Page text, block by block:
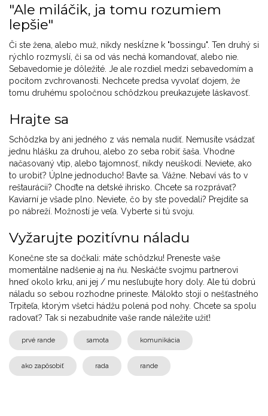
"Ale miláčik, ja tomu rozumiem
lepšie"
Či ste žena, alebo muž, nikdy neskĺzne k "bossingu". Ten druhý si
rýchlo rozmyslí, či sa od vás nechá komandovať, alebo nie.
Sebavedomie je dôležité. Je ale rozdiel medzi sebavedomím a
pocitom zvchrovanosti. Nechcete predsa vyvolať dojem, že
tomu druhému spoločnou schôdzkou preukazujete láskavosť.
Hrajte sa
Schôdzka by ani jedného z vás nemala nudiť. Nemusíte vsádzať
jednu hlášku za druhou, alebo zo seba robiť šaša. Vhodne
načasovaný vtip, alebo tajomnosť, nikdy neuškodí. Neviete, ako
to urobiť? Úplne jednoducho! Bavte sa. Vážne. Nebaví vás to v
reštaurácii? Choďte na detské ihrisko. Chcete sa rozprávať?
Kaviarní je všade plno. Neviete, čo by ste povedali? Prejdite sa
po nábreží. Možností je veľa. Vyberte si tú svoju.
Vyžarujte pozitívnu náladu
Konečne ste sa dočkali: máte schôdzku! Preneste vaše
momentálne nadšenie aj na ňu. Neskáčte svojmu partnerovi
hneď okolo krku, ani jej / mu nesľubujte hory doly. Ale tú dobrú
náladu so sebou rozhodne prineste. Málokto stojí o nešťastného
Trpiteľa, ktorým všetci hádžu polená pod nohy. Chcete sa spolu
radovať? Tak si nezabudnite vaše rande náležite užiť!
prvé rande samota komunikácia
ako zapôsobiť rada rande